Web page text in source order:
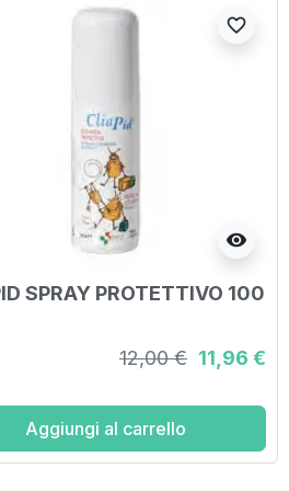
visibility
favorite_border
SPRAY PROTETTIVO 100
12,00 € 11,96 €
Aggiungi al carrello